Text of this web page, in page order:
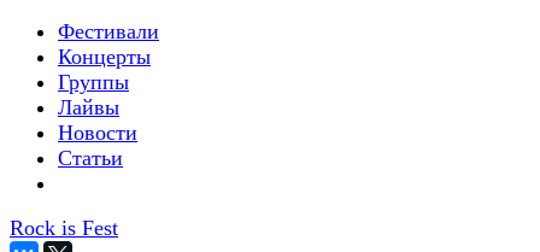
Фестивали
Концерты
Группы
Лайвы
Новости
Статьи
Rock is Fest